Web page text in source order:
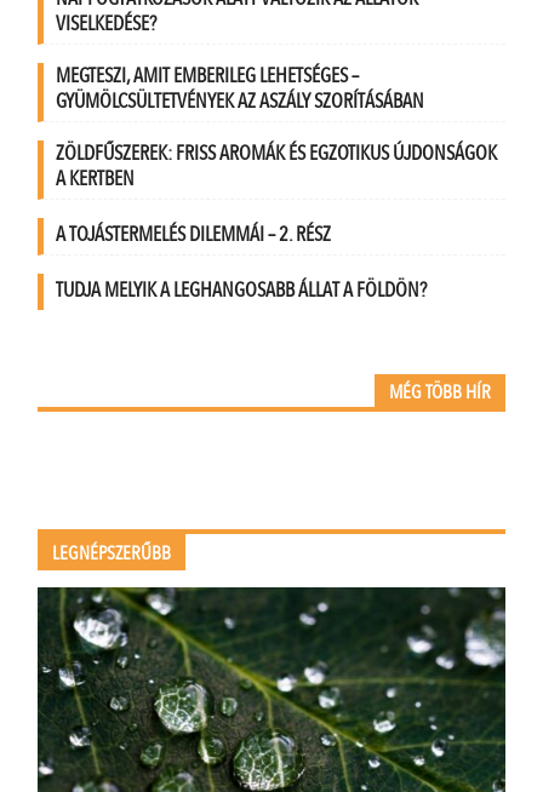
VISELKEDÉSE?
MEGTESZI, AMIT EMBERILEG LEHETSÉGES –
GYÜMÖLCSÜLTETVÉNYEK AZ ASZÁLY SZORÍTÁSÁBAN
ZÖLDFŰSZEREK: FRISS AROMÁK ÉS EGZOTIKUS ÚJDONSÁGOK
A KERTBEN
A TOJÁSTERMELÉS DILEMMÁI – 2. RÉSZ
TUDJA MELYIK A LEGHANGOSABB ÁLLAT A FÖLDÖN?
MÉG TÖBB HÍR
LEGNÉPSZERŰBB